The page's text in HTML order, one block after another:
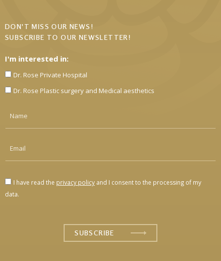
DON'T MISS OUR NEWS!
SUBSCRIBE TO OUR NEWSLETTER!
I'm interested in:
Dr. Rose Private Hospital
Dr. Rose Plastic surgery and Medical aesthetics
I have read the privacy policy and I consent to the processing of my
data.